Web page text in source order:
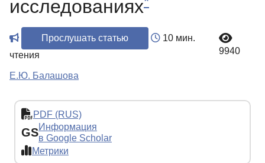
исследованиях
Прослушать статью
10 мин.
чтения
9940
Е.Ю. Балашова
PDF (RUS)
GSИнформация
в Google Scholar
Метрики